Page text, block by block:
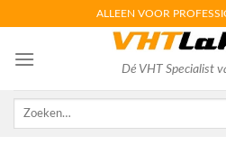
content
ALLEEN VOOR
Dé VHT Specialist
Zoeken